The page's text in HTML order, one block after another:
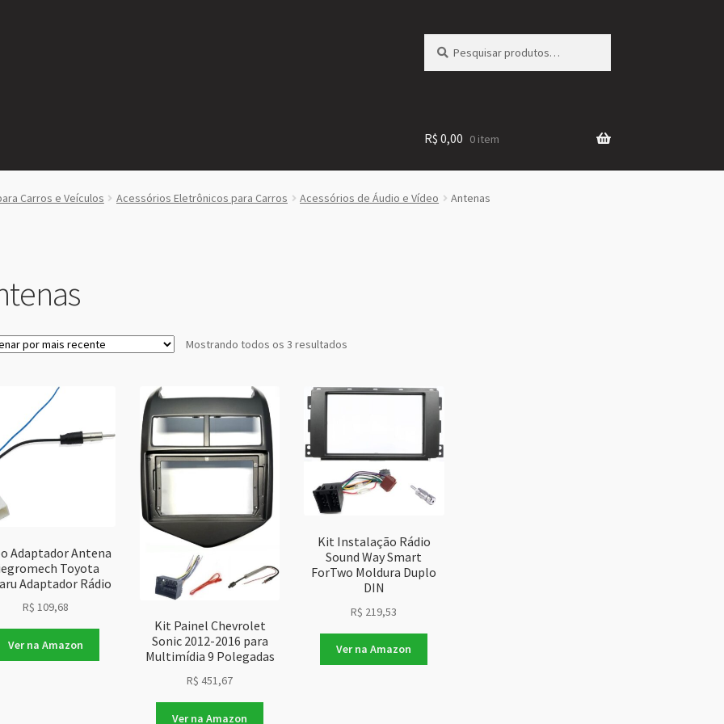
por:
R$ 0,00 0 item
Carros e Veículos Acessórios Eletrônicos para Carros Acessórios de Áudio e Vídeo Antenas
Mostrando todos os 3 resultadosClassificado
recente
Adaptador Antena
Toyota
Adaptador Rádio
R$ 109,68
Ver na Amazon
Kit Painel Chevrolet
Sonic 2012-2016 para
Multimídia 9 Polegadas
R$ 451,67
Ver na Amazon
Kit Instalação Rádio
Sound Way Smart
ForTwo Moldura Duplo
DIN
R$ 219,53
Ver na Amazon